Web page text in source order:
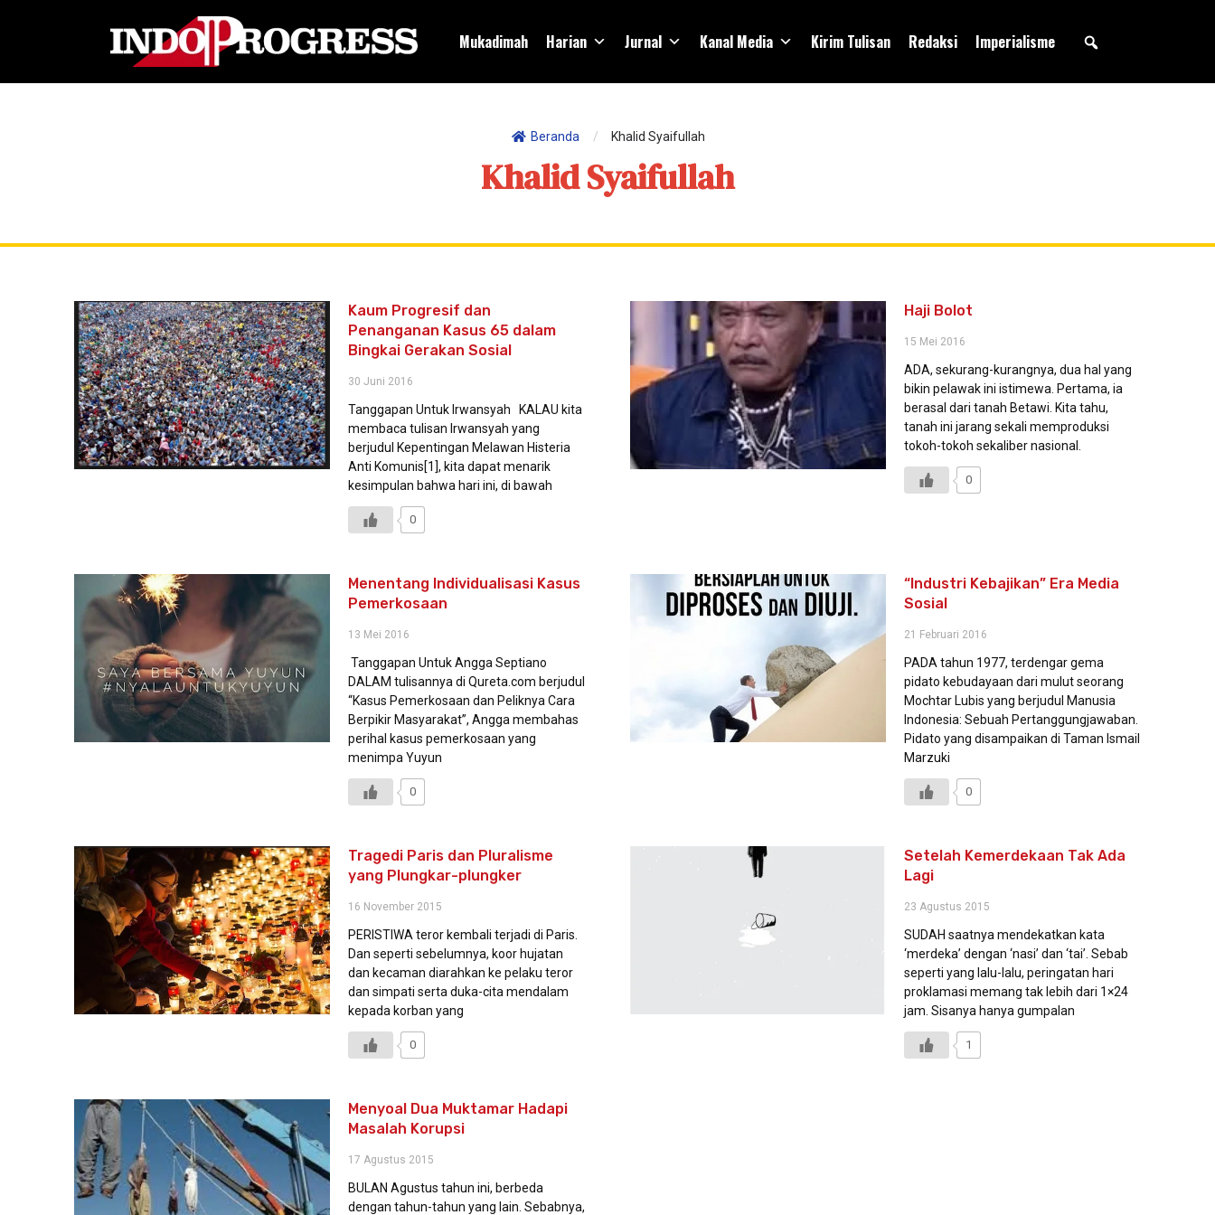
Mukadimah Harian Jurnal Kanal Media Kirim Tulisan Redaksi Imperialisme
Beranda / Khalid Syaifullah
Khalid Syaifullah
Kaum Progresif dan
Penanganan Kasus 65 dalam
Bingkai Gerakan Sosial
30 Juni 2016
Tanggapan Untuk Irwansyah KALAU kita
membaca tulisan Irwansyah yang
berjudul Kepentingan Melawan Histeria
Anti Komunis[1], kita dapat menarik
kesimpulan bahwa hari ini, di bawah
0
Haji Bolot
15 Mei 2016
ADA, sekurang-kurangnya, dua hal yang
bikin pelawak ini istimewa. Pertama, ia
berasal dari tanah Betawi. Kita tahu,
tanah ini jarang sekali memproduksi
tokoh-tokoh sekaliber nasional.
0
Menentang Individualisasi Kasus
Pemerkosaan
13 Mei 2016
Tanggapan Untuk Angga Septiano
DALAM tulisannya di Qureta.com berjudul
“Kasus Pemerkosaan dan Peliknya Cara
Berpikir Masyarakat”, Angga membahas
perihal kasus pemerkosaan yang
menimpa Yuyun
0
“Industri Kebajikan” Era Media
Sosial
21 Februari 2016
PADA tahun 1977, terdengar gema
pidato kebudayaan dari mulut seorang
Mochtar Lubis yang berjudul Manusia
Indonesia: Sebuah Pertanggungjawaban.
Pidato yang disampaikan di Taman Ismail
Marzuki
0
Tragedi Paris dan Pluralisme
yang Plungkar-plungker
16 November 2015
PERISTIWA teror kembali terjadi di Paris.
Dan seperti sebelumnya, koor hujatan
dan kecaman diarahkan ke pelaku teror
dan simpati serta duka-cita mendalam
kepada korban yang
0
Setelah Kemerdekaan Tak Ada
Lagi
23 Agustus 2015
SUDAH saatnya mendekatkan kata
‘merdeka’ dengan ‘nasi’ dan ‘tai’. Sebab
seperti yang lalu-lalu, peringatan hari
proklamasi memang tak lebih dari 1×24
jam. Sisanya hanya gumpalan
1
Menyoal Dua Muktamar Hadapi
Masalah Korupsi
17 Agustus 2015
BULAN Agustus tahun ini, berbeda
dengan tahun-tahun yang lain. Sebabnya,